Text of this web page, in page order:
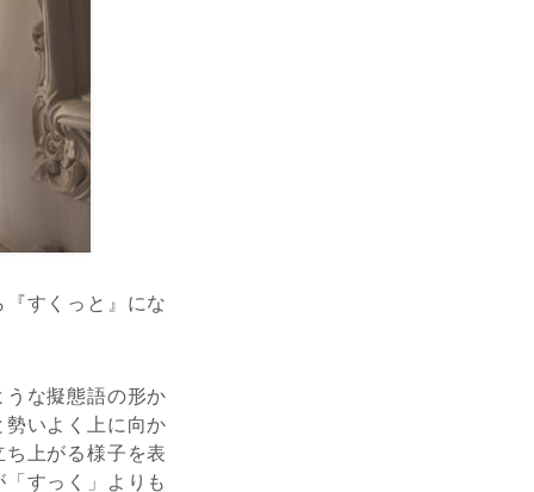
すくっと』にな
な擬態語の形か
いよく上に向か
上がる様子を表
すっく」よりも